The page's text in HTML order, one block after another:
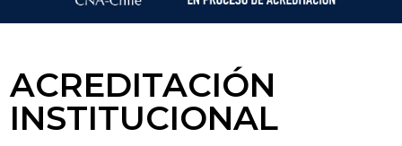
ACREDITACIÓN
INSTITUCIONAL